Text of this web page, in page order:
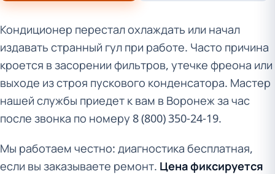
Кондиционер перестал охлаждать или начал
издавать странный гул при работе. Часто причина
кроется в засорении фильтров, утечке фреона или
выходе из строя пускового конденсатора. Мастер
нашей службы приедет к вам в Воронеж за час
после звонка по номеру 8 (800) 350-24-19.
Мы работаем честно: диагностика бесплатная,
если вы заказываете ремонт. Цена фиксируется